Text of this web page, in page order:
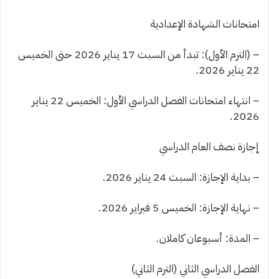
امتحانات الشهادة الإعدادية
– (الترم الأول): تبدأ من السبت 17 يناير 2026 حتى الخميس
22 يناير 2026.
– انتهاء امتحانات الفصل الدراسي الأول: الخميس 22 يناير
2026.
إجازة نصف العام الدراسي
– بداية الإجازة: السبت 24 يناير 2026.
– نهاية الإجازة: الخميس 5 فبراير 2026.
– المدة: أسبوعان كاملان.
الفصل الدراسي الثاني (الترم الثاني)